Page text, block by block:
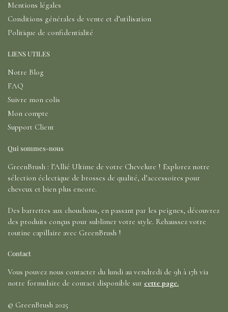
Mentions légales
Conditions générales de vente et d’utilisation
Politique de confidentialité
LIENS UTILES
Notre Blog
FAQ
Suivre mon colis
Mon compte
Support Client
Qui sommes-nous
GreenBrush : l’Allié Ultime de votre Chevelure ! Explorez notre
sélection éclectique de brosses de qualité, d’accessoires pour
cheveux et bien plus encore.
Des barrettes aux chouchous, en passant par les peignes, découvrez
des produits conçus pour sublimer votre style. Rehaussez votre
routine capillaire avec GreenBrush !
Contact
Vous pouvez nous contacter du lundi au vendredi de 9h à 17h via
notre formulaire de contact disponible sur cette page.
© GreenBrush 2025